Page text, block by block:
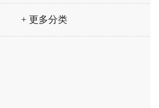
+ 更多分类